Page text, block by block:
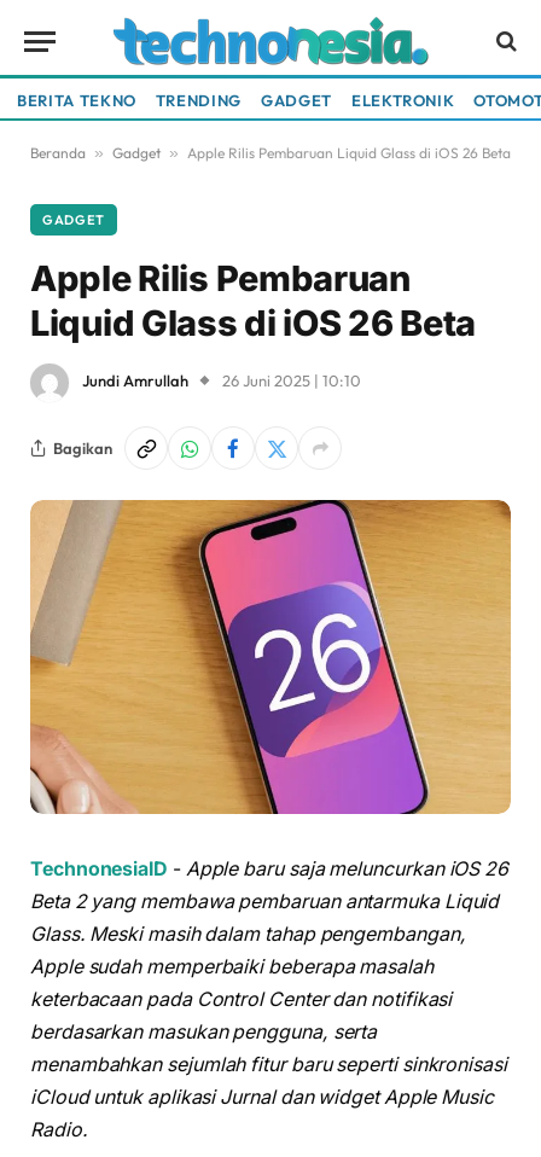
BERITA TEKNO TRENDING GADGET ELEKTRONIK
Beranda » Gadget » Apple Rilis Pembaruan Liquid Glass di iOS 26 Beta
GADGET
Apple Rilis Pembaruan
Liquid Glass di iOS 26 Beta
Jundi Amrullah 26 Juni 2025 | 10:10
Bagikan
TechnonesiaID - Apple baru saja meluncurkan iOS 26
Beta 2 yang membawa pembaruan antarmuka Liquid
Glass. Meski masih dalam tahap pengembangan,
Apple sudah memperbaiki beberapa masalah
keterbacaan pada Control Center dan notifikasi
berdasarkan masukan pengguna, serta
menambahkan sejumlah fitur baru seperti sinkronisasi
iCloud untuk aplikasi Jurnal dan widget Apple Music
Radio.